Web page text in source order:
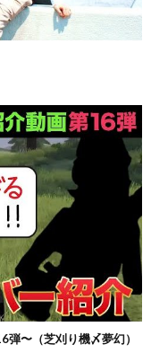
弾〜（芝刈り機〆夢幻）